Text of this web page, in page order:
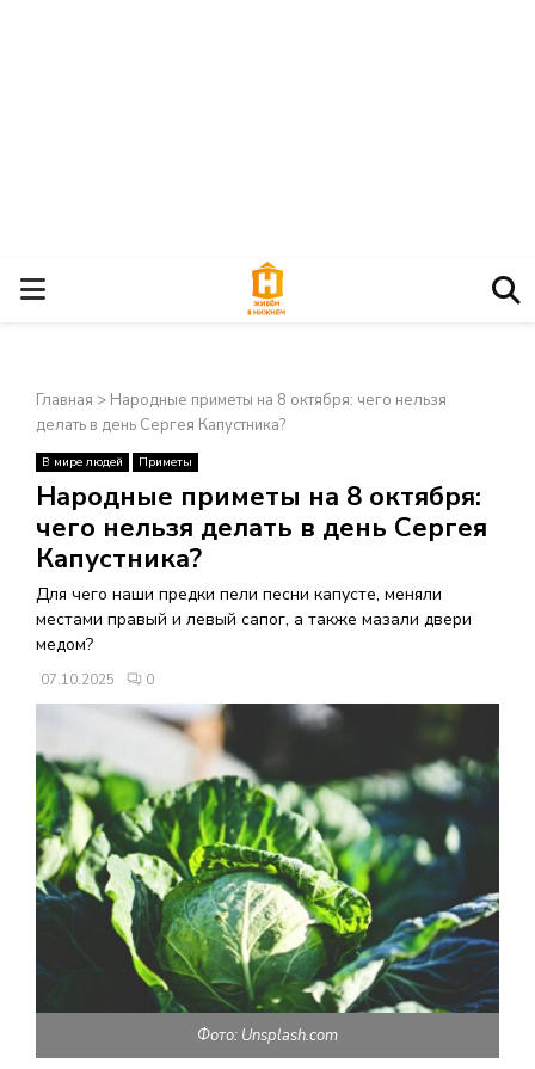
О
Н
О
В
Н
Е
М
Е
Главная > Народные приметы на 8 октября: чего нельзя
делать в день Сергея Капустника?
В мире людей Приметы
Народные приметы на 8 октября:
чего нельзя делать в день Сергея
Капустника?
Для чего наши предки пели песни капусте, меняли
местами правый и левый сапог, а также мазали двери
медом?
07.10.2025 0
Фото: Unsplash.com
×